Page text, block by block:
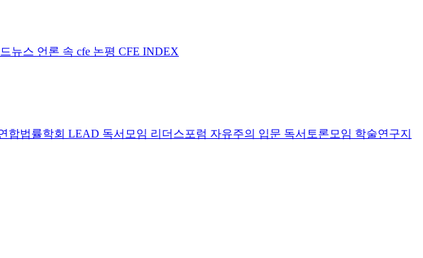
뉴스 언론 속 cfe 논평 CFE INDEX
합법률학회 LEAD 독서모임 리더스포럼 자유주의 입문 독서토론모임 학술연구지